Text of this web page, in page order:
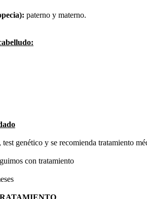
paterno y materno.
genético y se recomienda tratamiento
con tratamiento